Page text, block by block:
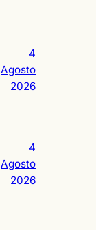
4
Agosto
2026
4
Agosto
2026